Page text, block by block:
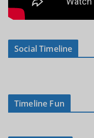
Social Timeline
Timeline Fun